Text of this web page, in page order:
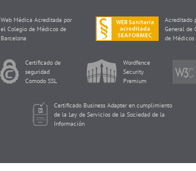
Web Médica Acreditada por
el Colegio de Médicos de
Barcelona
Acreditado
General de
de Médicos
Certificado de
seguridad
Comodo SSL
Wordfence
Security
Premium
Certificado Business Adapter en cumplimiento
de la Ley de Servicios de la Sociedad de la
Información